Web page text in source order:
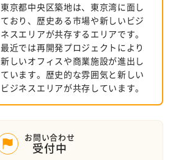
東京都中央区築地は、東京湾に面し
ており、歴史ある市場や新しいビジ
ネスエリアが共存するエリアです。
最近では再開発プロジェクトにより
新しいオフィスや商業施設が進出し
ています。歴史的な雰囲気と新しい
ビジネスエリアが共存しています。
お問い合わせ
受付中